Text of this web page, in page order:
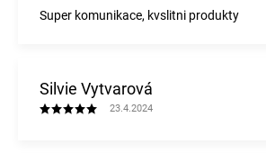
Super komunikace, kvslitni produkty
Silvie Vytvarová
23.4.2024